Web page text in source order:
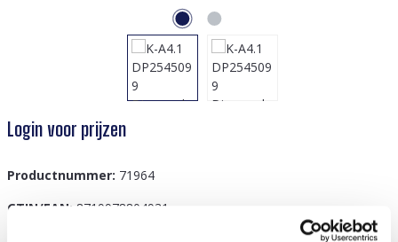
Login voor prijzen
Productnummer: 71964
GTIN/EAN: 8719978804931